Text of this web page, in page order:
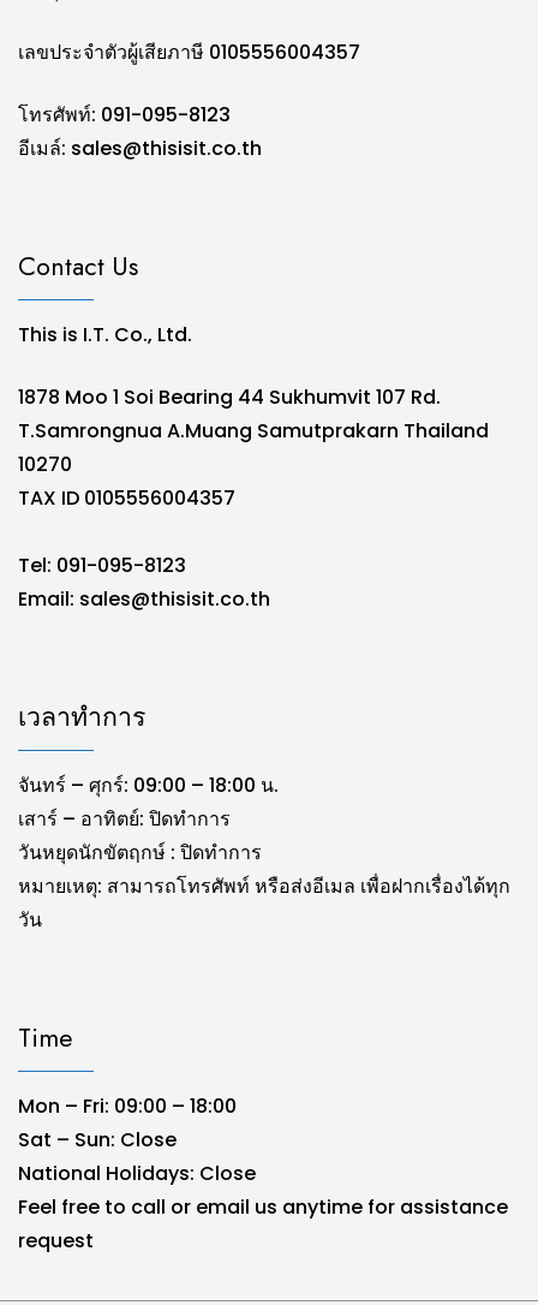
เลขประจำตัวผู้เสียภาษี 0105556004357
โทรศัพท์: 091-095-8123
อีเมล์: sales@thisisit.co.th
Contact Us
This is I.T. Co., Ltd.
1878 Moo 1 Soi Bearing 44 Sukhumvit 107 Rd.
T.Samrongnua A.Muang Samutprakarn Thailand
10270
TAX ID 0105556004357
Tel: 091-095-8123
Email: sales@thisisit.co.th
เวลาทำการ
จันทร์ – ศุกร์: 09:00 – 18:00 น.
เสาร์ – อาทิตย์: ปิดทำการ
วันหยุดนักขัตฤกษ์ : ปิดทำการ
หมายเหตุ: สามารถโทรศัพท์ หรือส่งอีเมล เพื่อฝากเรื่องได้ทุก
วัน
Time
Mon – Fri: 09:00 – 18:00
Sat – Sun: Close
National Holidays: Close
Feel free to call or email us anytime for assistance
request